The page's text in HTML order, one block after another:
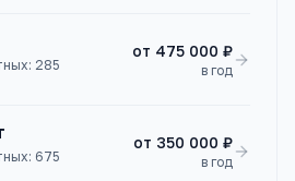
285
от 475 000 ₽
в год
675
от 350 000 ₽
в год